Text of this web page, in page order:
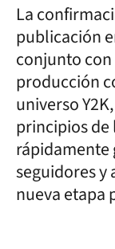
La
publicación
conjunto
producción
universo
principios de
rápidamente
seguidores y
nueva etapa